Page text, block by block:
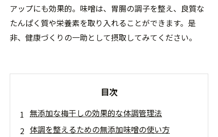
アップにも効果的。味噌は、胃腸の調子を整え、良質な
たんぱく質や栄養素を取り入れることができます。是
非、健康づくりの一助として摂取してみてください。
目次
無添加な梅干しの効果的な体調管理法
体調を整えるための無添加味噌の使い方